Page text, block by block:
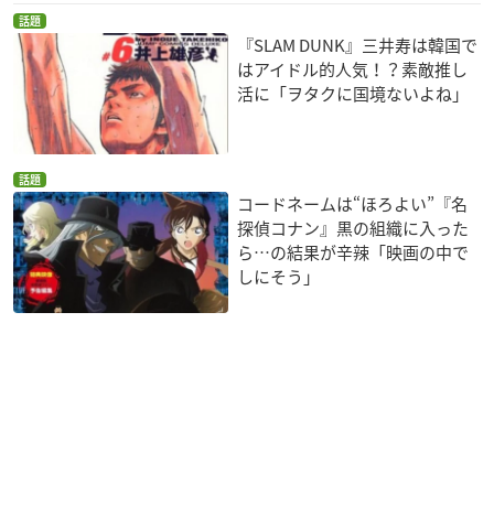
話題
『SLAM DUNK』三井寿は韓国で
はアイドル的人気！？素敵推し
活に「ヲタクに国境ないよね」
話題
コードネームは“ほろよい”『名
探偵コナン』黒の組織に入った
ら…の結果が辛辣「映画の中で
しにそう」